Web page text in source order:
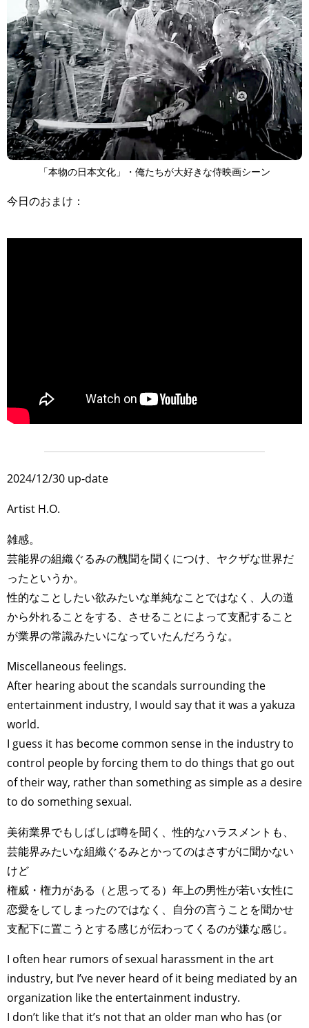
「本物の日本文化」・俺たちが大好きな侍映画シーン
今日のおまけ：
2024/12/30 up-date
Artist H.O.
雑感。
芸能界の組織ぐるみの醜聞を聞くにつけ、ヤクザな世界だ
ったというか。
性的なことしたい欲みたいな単純なことではなく、人の道
から外れることをする、させることによって支配すること
が業界の常識みたいになっていたんだろうな。
Miscellaneous feelings.
After hearing about the scandals surrounding the
entertainment industry, I would say that it was a yakuza
world.
I guess it has become common sense in the industry to
control people by forcing them to do things that go out
of their way, rather than something as simple as a desire
to do something sexual.
美術業界でもしばしば噂を聞く、性的なハラスメントも、
芸能界みたいな組織ぐるみとかってのはさすがに聞かない
けど
権威・権力がある（と思ってる）年上の男性が若い女性に
恋愛をしてしまったのではなく、自分の言うことを聞かせ
支配下に置こうとする感じが伝わってくるのが嫌な感じ。
I often hear rumors of sexual harassment in the art
industry, but I’ve never heard of it being mediated by an
organization like the entertainment industry.
I don’t like that it’s not that an older man who has (or